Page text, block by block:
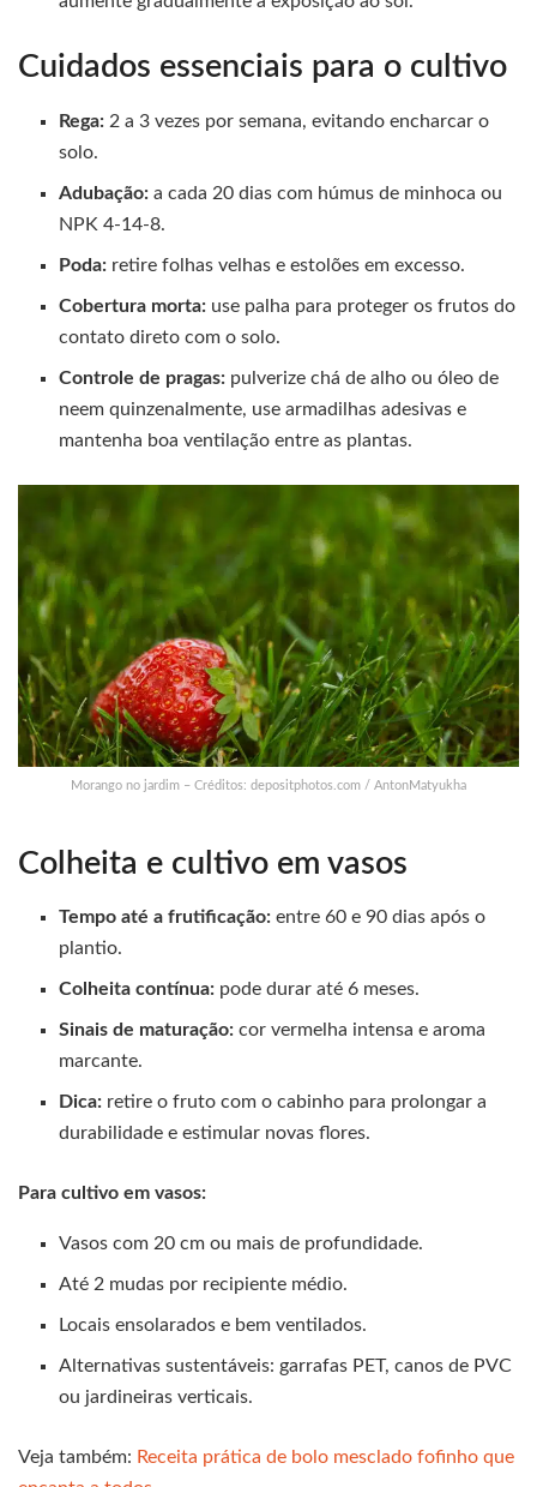
Cuidados essenciais para o cultivo
Rega: 2 a 3 vezes por semana, evitando encharcar o
solo.
Adubação: a cada 20 dias com húmus de minhoca ou
NPK 4-14-8.
Poda: retire folhas velhas e estolões em excesso.
Cobertura morta: use palha para proteger os frutos do
contato direto com o solo.
Controle de pragas: pulverize chá de alho ou óleo de
neem quinzenalmente, use armadilhas adesivas e
mantenha boa ventilação entre as plantas.
Morango no jardim – Créditos: depositphotos.com / AntonMatyukha
Colheita e cultivo em vasos
Tempo até a frutificação: entre 60 e 90 dias após o
plantio.
Colheita contínua: pode durar até 6 meses.
Sinais de maturação: cor vermelha intensa e aroma
marcante.
Dica: retire o fruto com o cabinho para prolongar a
durabilidade e estimular novas flores.
Para cultivo em vasos:
Vasos com 20 cm ou mais de profundidade.
Até 2 mudas por recipiente médio.
Locais ensolarados e bem ventilados.
Alternativas sustentáveis: garrafas PET, canos de PVC
ou jardineiras verticais.
Veja também: Receita prática de bolo mesclado fofinho que